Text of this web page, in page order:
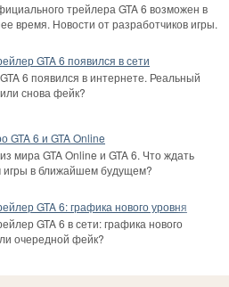
трейлера GTA 6 возможен в
время. Новости от разработчиков игры.
GTA 6 появился в сети
6 появился в интернете. Реальный
снова фейк?
GTA 6 и GTA Online
мира GTA Online и GTA 6. Что ждать
в ближайшем будущем?
GTA 6: графика нового уровня
GTA 6 в сети: графика нового
очередной фейк?